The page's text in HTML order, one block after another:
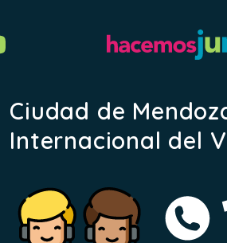
Ciudad de
Internacional del